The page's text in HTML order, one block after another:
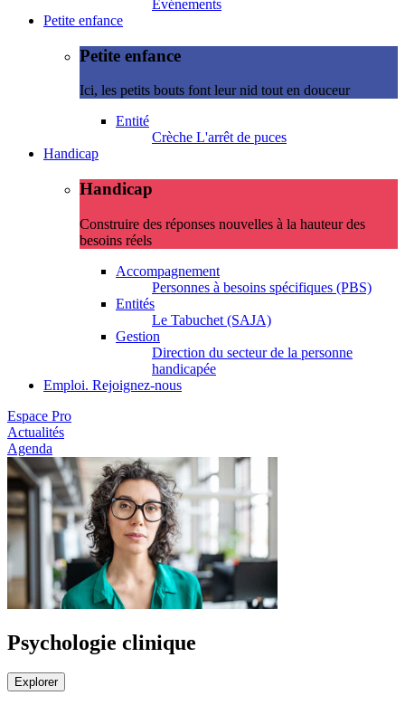
Evénements
Petite enfance
Petite enfance
Ici, les petits bouts font leur nid tout en douceur
Entité
Crèche L'arrêt de puces
Handicap
Handicap
Construire des réponses nouvelles à la hauteur des
besoins réels
Accompagnement
Personnes à besoins spécifiques (PBS)
Entités
Le Tabuchet (SAJA)
Gestion
Direction du secteur de la personne
handicapée
Emploi. Rejoignez-nous
Espace Pro
Actualités
Agenda
Psychologie clinique
Explorer